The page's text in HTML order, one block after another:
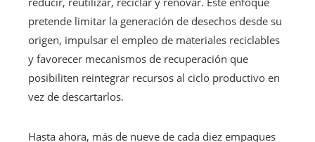
pretende limitar la generación de desechos desde su
origen, impulsar el empleo de materiales reciclables
y favorecer mecanismos de recuperación que
posibiliten reintegrar recursos al ciclo productivo en
vez de descartarlos.
Hasta ahora, más de nueve de cada diez empaques